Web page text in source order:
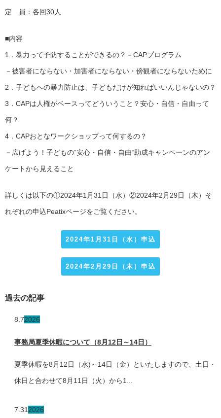
定 員：各回30人
■内容
1．暴力って予防することができるの？－CAPプログラム
－被害者にならない・加害者にならない・傍観者にならないために
2．子どもへの暴力防止は、子どもだけが知ればいいんじゃないの？
3．CAPは人権がベースってどういうこと？安心・自信・自由って
何？
4．CAPおとなワークショップって何するの？
－広げよう！子どもの”安心・自信・自由“助成キャンペーンのアン
ケートから見えること
詳しくは以下の①2024年1月31日（水）②2024年2月29日（木）そ
れぞれの申込Peatixページをご覧ください。
2024年1月31日（水）申込
2024年2月29日（木）申込
過去の記事
8.72026
事務局夏季休暇について（8月12日～14日）
夏季休暇を8月12日（水)～14日（金）といたしますので、土日・
休日と合わせて8月11日（火）から1...
7.31 2026